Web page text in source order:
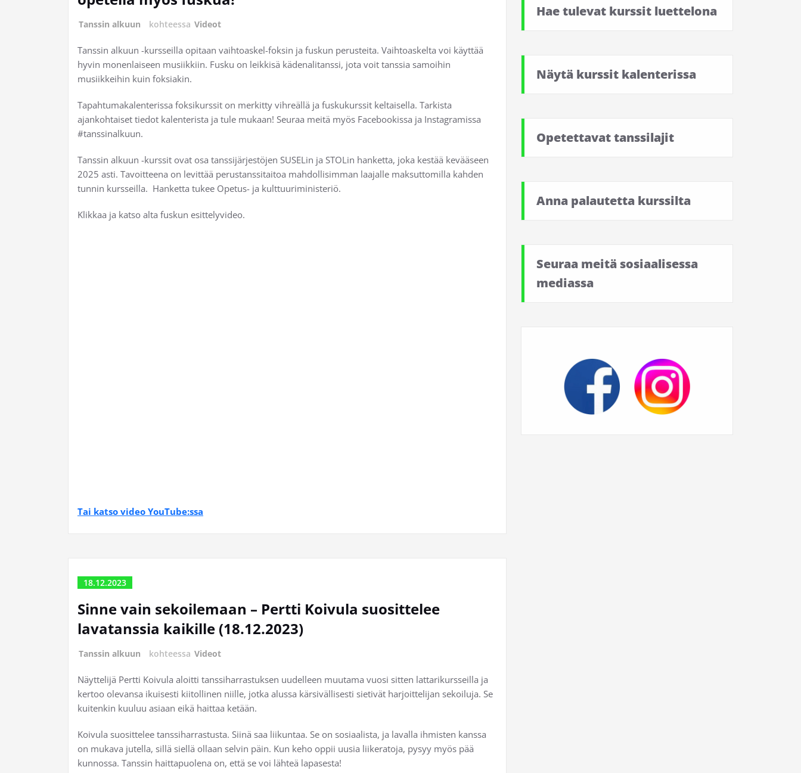
Tanssin alkuun kohteessa Videot
Tanssin alkuun -kursseilla opitaan vaihtoaskel-foksin ja fuskun perusteita. Vaihtoaskelta voi käyttää
hyvin monenlaiseen musiikkiin. Fusku on leikkisä kädenalitanssi, jota voit tanssia samoihin
musiikkeihin kuin foksiakin.
Tapahtumakalenterissa foksikurssit on merkitty vihreällä ja fuskukurssit keltaisella. Tarkista
ajankohtaiset tiedot kalenterista ja tule mukaan! Seuraa meitä myös Facebookissa ja Instagramissa
#tanssinalkuun.
Tanssin alkuun -kurssit ovat osa tanssijärjestöjen SUSELin ja STOLin hanketta, joka kestää kevääseen
2025 asti. Tavoitteena on levittää perustanssitaitoa mahdollisimman laajalle maksuttomilla kahden
tunnin kursseilla. Hanketta tukee Opetus- ja kulttuuriministeriö.
Klikkaa ja katso alta fuskun esittelyvideo.
Tai katso video YouTube:ssa
18.12.2023
Sinne vain sekoilemaan – Pertti Koivula suosittelee
lavatanssia kaikille (18.12.2023)
Tanssin alkuun kohteessa Videot
Näyttelijä Pertti Koivula aloitti tanssiharrastuksen uudelleen muutama vuosi sitten lattarikursseilla ja
kertoo olevansa ikuisesti kiitollinen niille, jotka alussa kärsivällisesti sietivät harjoittelijan sekoiluja. Se
kuitenkin kuuluu asiaan eikä haittaa ketään.
Koivula suosittelee tanssiharrastusta. Siinä saa liikuntaa. Se on sosiaalista, ja lavalla ihmisten kanssa
on mukava jutella, sillä siellä ollaan selvin päin. Kun keho oppii uusia liikeratoja, pysyy myös pää
kunnossa. Tanssin haittapuolena on, että se voi lähteä lapasesta!
Hae tulevat kurssit luettelona
Näytä kurssit kalenterissa
Opetettavat tanssilajit
Anna palautetta kurssilta
Seuraa meitä sosiaalisessa
mediassa